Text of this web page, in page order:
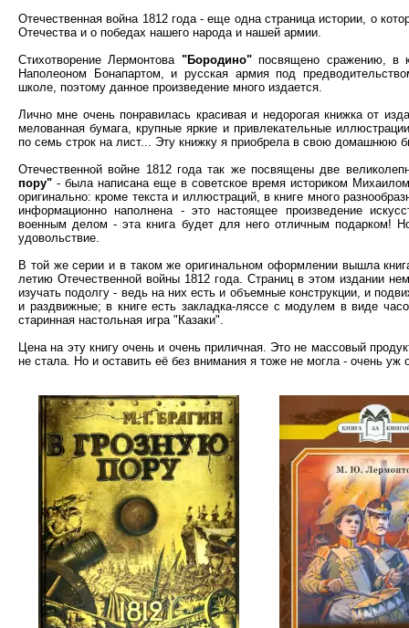
Отечественная война 1812 года - еще одна страница истории, о
Отечества и о победах нашего народа и нашей армии.
Стихотворение Лермонтова "Бородино"посвящено сражению, в
Наполеоном Бонапартом, и русская армия под
школе, поэтому данное произведение много издается.
Лично мне очень понравилась красивая и недорогая книжка от
мелованная бумага, крупные яркие и привлекательные
по семь строк на лист... Эту книжку я приобрела в свою домашнюю
Отечественной войне 1812 года так же посвящены две
пору" - была написана еще в советское время историком
оригинально: кроме текста и иллюстраций, в книге много
информационно наполнена - это настоящее произведение
военным делом - эта книга будет для него отличным подарком!
удовольствие.
В той же серии и в таком же оригинальном оформлении вышла
летию Отечественной войны 1812 года. Страниц в этом издании
изучать подолгу - ведь на них есть и объемные конструкции, и
и раздвижные; в книге есть закладка-ляссе с модулем в виде
старинная настольная игра "Казаки".
Цена на эту книгу очень и очень приличная. Это не массовый
не стала. Но и оставить её без внимания я тоже не могла - очень уж